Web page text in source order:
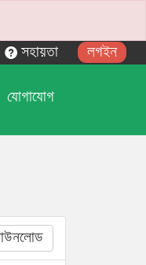
সহায়তা লগইন
যোগাযোগ